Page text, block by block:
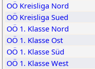
OÖ Kreisliga Nord
OÖ Kreisliga Sued
OÖ 1. Klasse Nord
OÖ 1. Klasse Ost
OÖ 1. Klasse Süd
OÖ 1. Klasse West